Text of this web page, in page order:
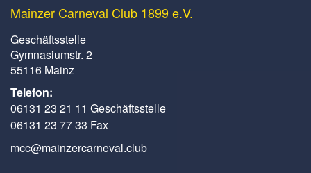
Mainzer Carneval Club 1899 e.V.
Geschäftsstelle
Gymnasiumstr. 2
55116 Mainz
Telefon:
06131 23 21 11 Geschäftsstelle
06131 23 77 33 Fax
mcc@mainzercarneval.club